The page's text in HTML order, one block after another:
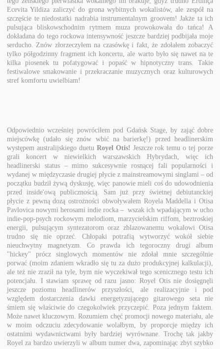
Ecevita Yildiza zaliczyć do grona wybitnych wokalistów, ale zespół na
szczęście te niedostatki nadrabia instrumentalnym groovem! Jakże ta ich
pulsująca bliskowschodnim rytmem muza prowokowała do tańca! A
dokładana do tego rockowa intensywność jeszcze bardziej podbijała moje
serducho. Znów złorzeczyłem na czasówkę i fakt, że zdołałem zobaczyć
tylko półgodzinny fragment ich koncertu, ale warto było się nawet na te
kilka piosenek tu pofatygować i popaść w hipnotyczny trans. Takie
festiwalowe smakowanie i przekraczanie muzycznych oraz kulturowych
stref komfortu uwielbiam!
Odpowiednio wcześniej powróciłem pod Gdańsk Stage, by zająć dobre
miejscówkę (udało się znów wbić na barierkę!) przed headlinerskim
występem australijskiego duetu Royel Otis! Jeszcze rok temu o tej porze
grali koncert w niewielkich warszawskich Hybrydach, więc ich
headlinerski status – mimo sukcesywnie rosnącej fali popularności i
wydanej w międzyczasie drugiej płycie z mainstreamowymi singlami – od
początku budził żywą dyskusję, więc panowie mieli coś do udowodnienia
przed inside'ową publicznością. Sam już przy świetnej debiutanckiej
płycie z pewną dozą ostrożności obwoływałem Royela Maddella i Otisa
Pavlovica nowymi herosami indie rocka – wszak ich wpadającym w ucho
indie-pop-psych rockowym melodiom, marzycielskim riffom, beztroskiej
energii, pulsującym syntezatorom oraz zblazowanemu wokalowi Otisa
trudno się nie oprzeć. Chłopaki potrafią wytworzyć wokół siebie
nieuchwytny magnetyzm. Co prawda ich tegoroczny drugi album
"hickey" prócz singlowych momentów nie zdołał mnie szczególnie
porwać (moim zdaniem wkradło się tu za dużo produkcyjnej kalkulacji),
ale też nie zraził na tyle, bym nie wyczekiwał tego scenicznego testu ich
potencjału. I stawiam sprawę od razu jasno: Royel Otis nie dosięgnęli
jeszcze poziomu headlinerów przyszłości, ale realizacyjnie i pod
względem dostarczenia dawki energetyzującego gitarowego seta nie
śmiem się właściwie do czegokolwiek przyczepić. Poza jednym faktem.
Może nawet kluczowym. Rozumiem chęć promocji nowego materiału, ale
w moim odczuciu zdecydowanie wolałbym, by proporcje między ich
ostatnimi wydawnictwami były bardziej wyrównane. Trochę tak jakby
Royel za bardzo uwierzyli w album numer dwa, zapominając zbyt szybko